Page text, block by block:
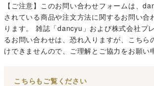
【ご注意】このお問い合わせフォームは、
されている商品や注文方法に関するお問い合
ります。 雑誌「dancyu」および株式会社プ
るお問い合わせは、恐れ入りますが、こちら
けできませんので、ご理解とご協力をお願い
こちらもご覧ください